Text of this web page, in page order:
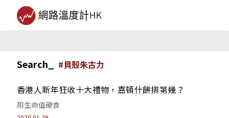
Search_ #貝殼朱古力
香港人新年狂收十大禮物，嘉頓什餅排第幾？
用生命值硬食